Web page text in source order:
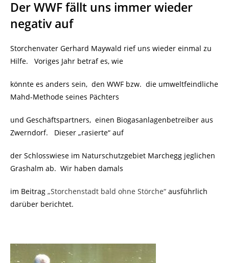
Der WWF fällt uns immer wieder
negativ auf
Storchenvater Gerhard Maywald rief uns wieder einmal zu
Hilfe. Voriges Jahr betraf es, wie
könnte es anders sein, den WWF bzw. die umweltfeindliche
Mahd-Methode seines Pächters
und Geschäftspartners, einen Biogasanlagenbetreiber aus
Zwerndorf. Dieser „rasierte“ auf
der Schlosswiese im Naturschutzgebiet Marchegg jeglichen
Grashalm ab. Wir haben damals
im Beitrag „Storchenstadt bald ohne Störche“ ausführlich
darüber berichtet.